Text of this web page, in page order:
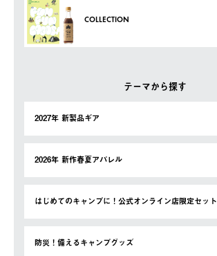
COLLECTION
テーマから探す
2027年 新製品ギア
2026年 新作春夏アパレル
はじめてのキャンプに！公式オンライン店限定セット
防災！備えるキャンプグッズ